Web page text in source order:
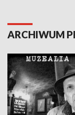
ARCHIWUM